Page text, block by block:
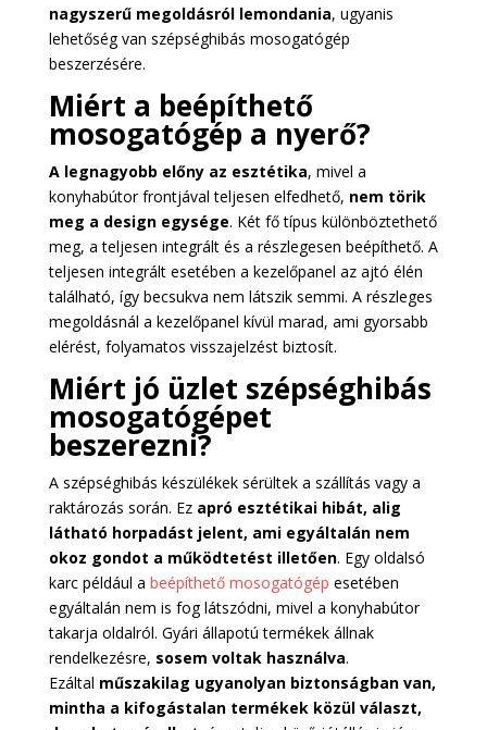
nagyszerű megoldásról lemondania, ugyanis
lehetőség van szépséghibás mosogatógép
beszerzésére.
Miért a beépíthető
mosogatógép a nyerő?
A legnagyobb előny az esztétika, mivel a
konyhabútor frontjával teljesen elfedhető, nem törik
meg a design egysége. Két fő típus különböztethető
meg, a teljesen integrált és a részlegesen beépíthető. A
teljesen integrált esetében a kezelőpanel az ajtó élén
található, így becsukva nem látszik semmi. A részleges
megoldásnál a kezelőpanel kívül marad, ami gyorsabb
elérést, folyamatos visszajelzést biztosít.
Miért jó üzlet szépséghibás
mosogatógépet
beszerezni?
A szépséghibás készülékek sérültek a szállítás vagy a
raktározás során. Ez apró esztétikai hibát, alig
látható horpadást jelent, ami egyáltalán nem
okoz gondot a működtetést illetően. Egy oldalsó
karc például a beépíthető mosogatógép esetében
egyáltalán nem is fog látszódni, mivel a konyhabútor
takarja oldalról. Gyári állapotú termékek állnak
rendelkezésre, sosem voltak használva.
Ezáltal műszakilag ugyanolyan biztonságban van,
mintha a kifogástalan termékek közül választ,